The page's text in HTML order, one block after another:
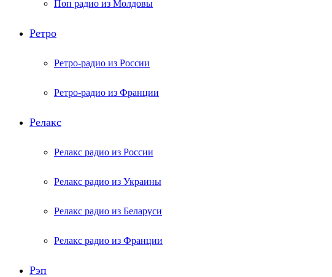
Поп радио из Молдовы
Ретро
Ретро-радио из России
Ретро-радио из Франции
Релакс
Релакс радио из России
Релакс радио из Украины
Релакс радио из Беларуси
Релакс радио из Франции
Рэп